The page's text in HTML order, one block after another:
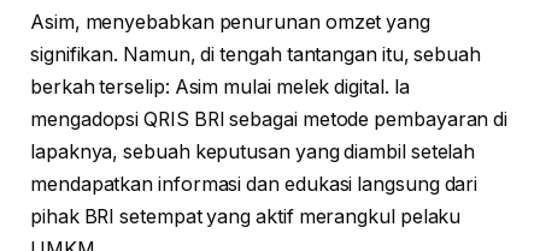
Asim, menyebabkan penurunan omzet yang
signifikan. Namun, di tengah tantangan itu, sebuah
berkah terselip: Asim mulai melek digital. Ia
mengadopsi QRIS BRI sebagai metode pembayaran di
lapaknya, sebuah keputusan yang diambil setelah
mendapatkan informasi dan edukasi langsung dari
pihak BRI setempat yang aktif merangkul pelaku